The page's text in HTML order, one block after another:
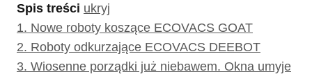
Spis treści ukryj
1. Nowe roboty koszące ECOVACS GOAT
2. Roboty odkurzające ECOVACS DEEBOT
3. Wiosenne porządki już niebawem. Okna umyje